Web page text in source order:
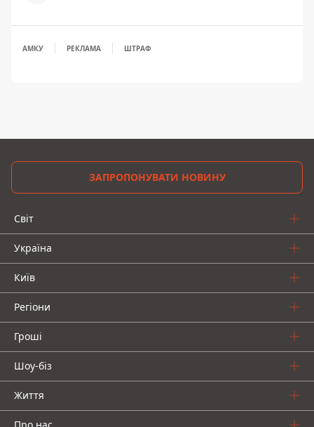
АМКУ РЕКЛАМА ШТРАФ
ЗАПРОПОНУВАТИ НОВИНУ
Світ
Україна
Київ
Регіони
Гроші
Шоу-біз
Життя